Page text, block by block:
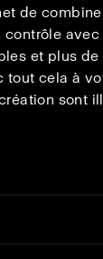
de
contrôle
et plus de
tout cela à
sont